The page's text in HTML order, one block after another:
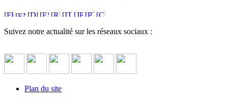
Suivez notre actualité sur les réseaux sociaux :
Plan du site